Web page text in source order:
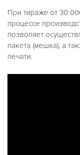
При тираже от 30
процессе
позволяет
пакета (мешка), а
печати.